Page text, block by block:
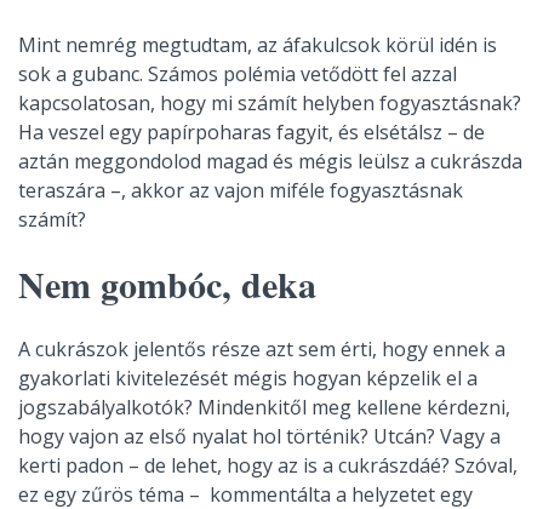
Mint nemrég megtudtam, az áfakulcsok körül idén is
sok a gubanc. Számos polémia vetődött fel azzal
kapcsolatosan, hogy mi számít helyben fogyasztásnak?
Ha veszel egy papírpoharas fagyit, és elsétálsz – de
aztán meggondolod magad és mégis leülsz a cukrászda
teraszára –, akkor az vajon miféle fogyasztásnak
számít?
Nem gombóc, deka
A cukrászok jelentős része azt sem érti, hogy ennek a
gyakorlati kivitelezését mégis hogyan képzelik el a
jogszabályalkotók? Mindenkitől meg kellene kérdezni,
hogy vajon az első nyalat hol történik? Utcán? Vagy a
kerti padon – de lehet, hogy az is a cukrászdáé? Szóval,
ez egy zűrös téma – kommentálta a helyzetet egy